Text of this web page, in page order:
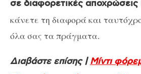
σε διαφορετικές αποχρώσεις
κάνετε τη διαφορά και
όλα σας τα πράγματα.
Διαβάστε επίσης |Μίντι